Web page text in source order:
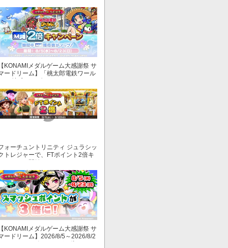
KONAMIメダルゲーム大感謝祭 サ
ードリーム】「桃太郎電鉄ワール
」でマイル獲得数が2倍！
ォーチュントリニティ ジュラシッ
トレジャーで、FTポイント2倍キ
KONAMIメダルゲーム大感謝祭 サ
ードリーム】2026/8/5～2026/8/2